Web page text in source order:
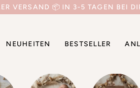
VERSAND 📦 IN 3-5 TAGEN BEI
NEUHEITEN BESTSELLER